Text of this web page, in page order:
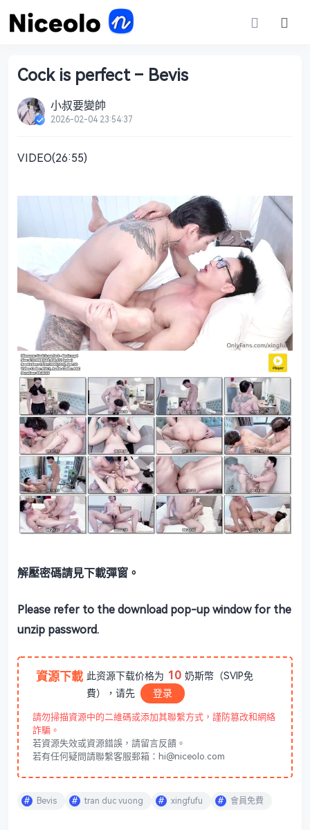
Cock is perfect – Bevis
小叔要變帥
2026-02-04 23:54:37
VIDEO(26:55)
解壓密碼請見下載彈窗。
Please refer to the download pop-up window for the
unzip password.
資源下載 此资源下载价格为 10 奶斯幣（SVIP免
費），请先
登录
請勿掃描資源中的二維碼或添加其聯繫方式，謹防篡改和網絡
詐騙。
若資源失效或資源錯誤，請留言反饋。
若有任何疑問請聯繫客服郵箱：hi@niceolo.com
Bevis tran duc vuong xingfufu 會員免費